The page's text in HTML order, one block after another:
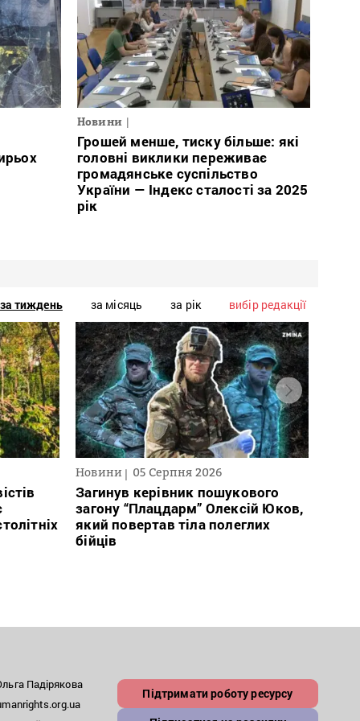
Новини
Грошей менше, тиску більше: які
головні виклики переживає
громадянське суспільство
України — Індекс сталості за 2025
рік
за тиждень за місяць за рік вибір редакції
Новини 05 Серпня 2026
Загинув керівник пошукового
загону “Плацдарм” Олексій Юков,
який повертав тіла полеглих
бійців
Падірякова
Підтримати роботу ресурсу